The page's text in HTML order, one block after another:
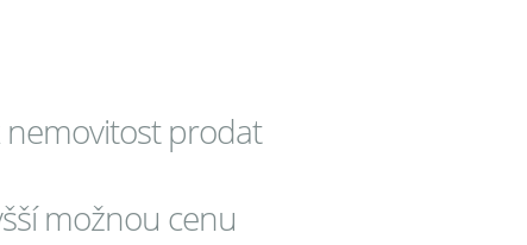
nemovitost prodat
možnou cenu